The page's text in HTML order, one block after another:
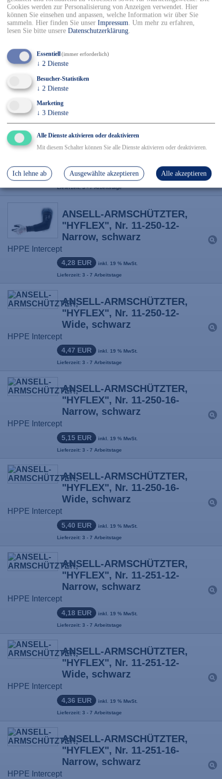
Cookies werden zur Personalisierung von Anzeigen verwendet. Hier
können Sie einsehen und anpassen, welche Information wir über Sie
sammeln. Hier finden Sie unser Impressum. Um mehr zu erfahren,
lesen Sie bitte unsere Datenschutzerklärung.
Essentiell(immer erforderlich)
↓ 2 Dienste
Besucher-Statistiken
↓ 2 Dienste
Marketing
↓ 3 Dienste
Alle Dienste aktivieren oder deaktivieren
Mit diesem Schalter können Sie alle Dienste aktivieren oder deaktivieren.
Ich lehne ab Ausgewählte akzeptieren Alle akzeptieren
5,70 EUR inkl. 19 % MwSt.
Lieferzeit: 3 - 7 Arbeitstage
Armschoner, blau, EN 388,
11,39 EUR
ANSELL-ARMSCHÜTZTER,
"HYFLEX", Nr. 11-202,
signalgelb
17,31 EUR inkl. 19 % MwSt.
Lieferzeit: 3 - 7 Arbeitstage
ANSELL-ARMSCHÜTZTER,
"HYFLEX", Nr. 11-250-12-
Narrow, schwarz
HPPE Intercept
4,28 EUR inkl. 19 % MwSt.
Lieferzeit: 3 - 7 Arbeitstage
ANSELL-ARMSCHÜTZTER,
"HYFLEX", Nr. 11-250-12-
Wide, schwarz
HPPE Intercept
4,47 EUR inkl. 19 % MwSt.
Lieferzeit: 3 - 7 Arbeitstage
ANSELL-ARMSCHÜTZTER,
"HYFLEX", Nr. 11-250-16-
Narrow, schwarz
HPPE Intercept
5,15 EUR inkl. 19 % MwSt.
Lieferzeit: 3 - 7 Arbeitstage
ANSELL-ARMSCHÜTZTER,
"HYFLEX", Nr. 11-250-16-
Wide, schwarz
HPPE Intercept
5,40 EUR inkl. 19 % MwSt.
Lieferzeit: 3 - 7 Arbeitstage
ANSELL-ARMSCHÜTZTER,
"HYFLEX", Nr. 11-251-12-
Narrow, schwarz
HPPE Intercept
4,18 EUR inkl. 19 % MwSt.
Lieferzeit: 3 - 7 Arbeitstage
ANSELL-ARMSCHÜTZTER,
"HYFLEX", Nr. 11-251-12-
Wide, schwarz
HPPE Intercept
4,36 EUR inkl. 19 % MwSt.
Lieferzeit: 3 - 7 Arbeitstage
ANSELL-ARMSCHÜTZTER,
"HYFLEX", Nr. 11-251-16-
Narrow, schwarz
HPPE Intercept